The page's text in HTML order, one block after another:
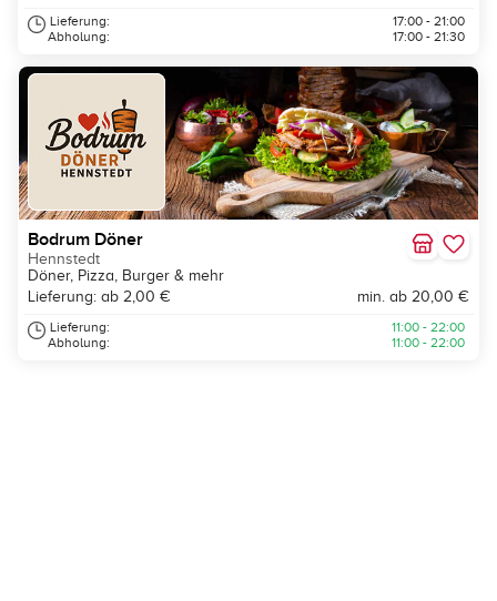
Lieferung:
Abholung:
17:00 - 21:00
17:00 - 21:30
Bodrum Döner
Hennstedt
Döner, Pizza, Burger & mehr
Lieferung: ab 2,00 €
min. ab 20,00 €
Lieferung:
Abholung:
11:00 - 22:00
11:00 - 22:00